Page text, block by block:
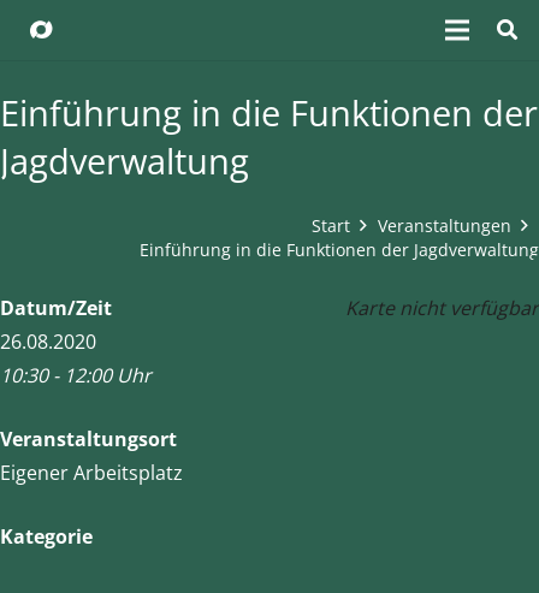
Einführung in die Funktionen der
Jagdverwaltung
Start
Veranstaltungen
Einführung in die Funktionen der Jagdverwaltung
Karte nicht verfügbar
Datum/Zeit
26.08.2020
10:30 - 12:00 Uhr
Veranstaltungsort
Eigener Arbeitsplatz
Kategorie